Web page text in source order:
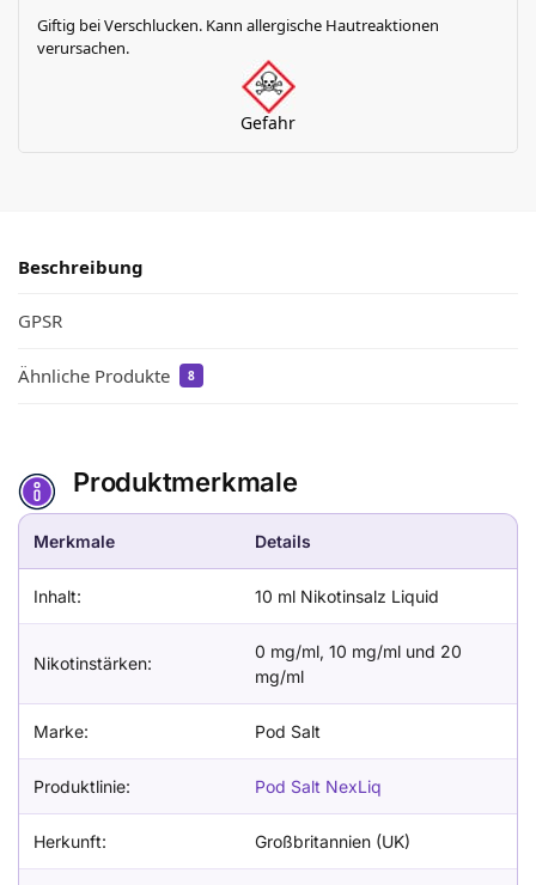
Giftig bei Verschlucken. Kann allergische Hautreaktionen
verursachen.
Gefahr
Beschreibung
GPSR
Ähnliche Produkte 8
Produktmerkmale
Merkmale Details
Inhalt: 10 ml Nikotinsalz Liquid
Nikotinstärken:
0 mg/ml, 10 mg/ml und 20
mg/ml
Marke: Pod Salt
Produktlinie: Pod Salt NexLiq
Herkunft: Großbritannien (UK)